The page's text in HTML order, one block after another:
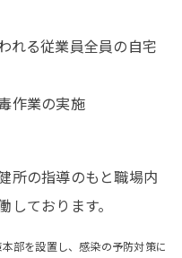
れる従業員全員の自宅
作業の実施
所の指導のもと職場内
ております。
部を設置し、感染の予防対策に